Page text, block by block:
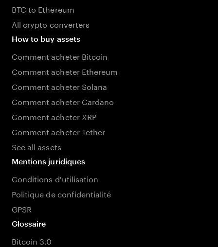
BTC to Ethereum
All crypto converters
How to buy assets
Comment acheter Bitcoin
Comment acheter Ethereum
Comment acheter Solana
Comment acheter Cardano
Comment acheter XRP
Comment acheter Tether
See all assets
Mentions juridiques
Conditions d'utilisation
Politique de confidentialité
GPSR
Glossaire
Bitcoin 3.0